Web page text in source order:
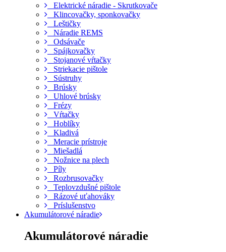
Elektrické náradie - Skrutkovače
Klincovačky, sponkovačky
Leštičky
Náradie REMS
Odsávače
Spájkovačky
Stojanové vŕtačky
Striekacie pištole
Sústruhy
Brúsky
Uhlové brúsky
Frézy
Vŕtačky
Hoblíky
Kladivá
Meracie prístroje
Miešadlá
Nožnice na plech
Píly
Rozbrusovačky
Teplovzdušné pištole
Rázové uťahováky
Príslušenstvo
Akumulátorové náradie
Akumulátorové náradie